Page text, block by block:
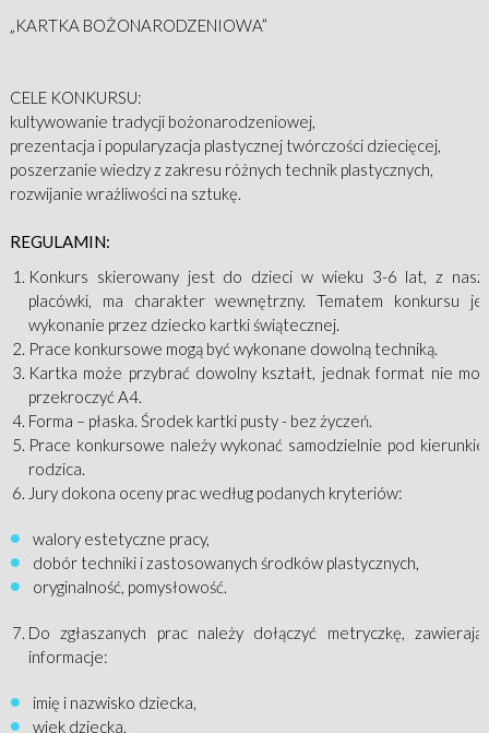
„KARTKA BOŻONARODZENIOWA”
CELE KONKURSU:
kultywowanie tradycji bożonarodzeniowej,
prezentacja i popularyzacja plastycznej twórczości dziecięcej,
poszerzanie wiedzy z zakresu różnych technik plastycznych,
rozwijanie wrażliwości na sztukę.
REGULAMIN:
Konkurs skierowany jest do dzieci w wieku 3-6 lat, z
placówki, ma charakter wewnętrzny. Tematem konkursu
wykonanie przez dziecko kartki świątecznej.
Prace konkursowe mogą być wykonane dowolną techniką.
Kartka może przybrać dowolny kształt, jednak format nie
przekroczyć A4.
Forma – płaska. Środek kartki pusty - bez życzeń.
Prace konkursowe należy wykonać samodzielnie pod
rodzica.
Jury dokona oceny prac według podanych kryteriów:
walory estetyczne pracy,
dobór techniki i zastosowanych środków plastycznych,
oryginalność, pomysłowość.
Do zgłaszanych prac należy dołączyć metryczkę,
informacje:
imię i nazwisko dziecka,
wiek dziecka,